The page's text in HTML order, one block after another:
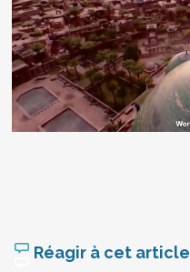
Réagir à cet article